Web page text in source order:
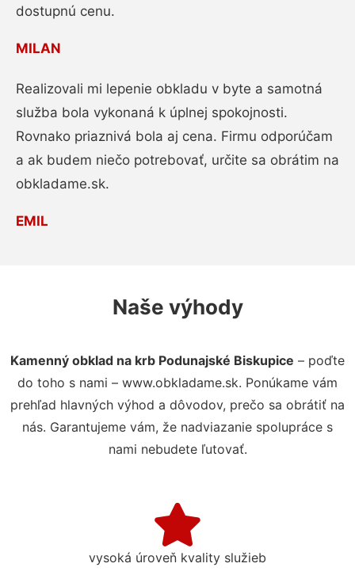
dostupnú cenu.
MILAN
Realizovali mi lepenie obkladu v byte a samotná
služba bola vykonaná k úplnej spokojnosti.
Rovnako priaznivá bola aj cena. Firmu odporúčam
a ak budem niečo potrebovať, určite sa obrátim na
obkladame.sk.
EMIL
Naše výhody
Kamenný obklad na krb Podunajské Biskupice – poďte
do toho s nami – www.obkladame.sk. Ponúkame vám
prehľad hlavných výhod a dôvodov, prečo sa obrátiť na
nás. Garantujeme vám, že nadviazanie spolupráce s
nami nebudete ľutovať.
vysoká úroveň kvality služieb